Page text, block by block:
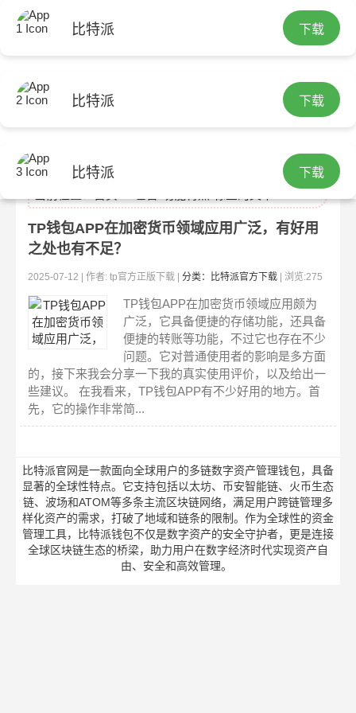
比特派 下载
比特派 下载
比特派 下载
TP钱包APP在加密货币领域应用广泛，有好用
之处也有不足？
2025-07-12 | 作者: tp官方正版下载 | 分类：比特派官方下载 | 浏览:275
TP钱包APP在加密货币领域应用颇为
广泛，它具备便捷的存储功能，还具备
便捷的转账等功能，不过它也存在不少
问题。它对普通使用者的影响是多方面
的，接下来我会分享一下我的真实使用评价，以及给出一
些建议。 在我看来，TP钱包APP有不少好用的地方。首
先，它的操作非常简...
比特派官网是一款面向全球用户的多链数字资产管理钱包，具备
显著的全球性特点。它支持包括以太坊、币安智能链、火币生态
链、波场和ATOM等多条主流区块链网络，满足用户跨链管理多
样化资产的需求，打破了地域和链条的限制。作为全球性的资金
管理工具，比特派钱包不仅是数字资产的安全守护者，更是连接
全球区块链生态的桥梁，助力用户在数字经济时代实现资产自
由、安全和高效管理。